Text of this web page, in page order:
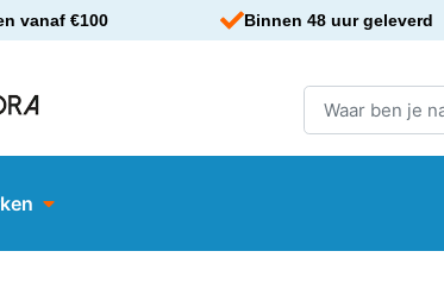
vanaf €100 Binnen 48 uur geleverd